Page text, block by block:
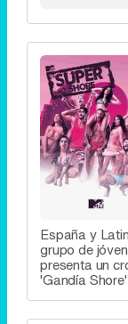
España y
grupo de
presenta un
'Gandía